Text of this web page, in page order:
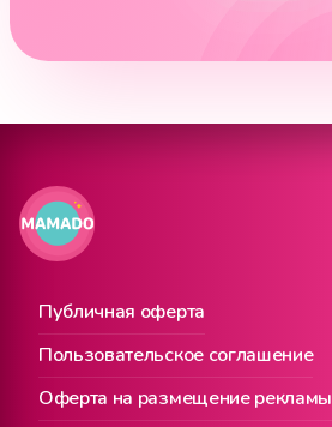
Публичная оферта
Пользовательское соглашение
Оферта на размещение рекламы